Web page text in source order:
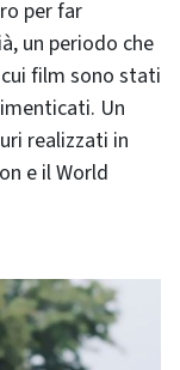
per far
un periodo che
film sono stati
Un
realizzati in
e il World